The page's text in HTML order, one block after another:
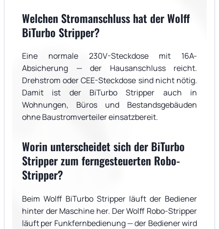
Welchen Stromanschluss hat der Wolff
BiTurbo Stripper?
Eine normale 230V-Steckdose mit 16A-
Absicherung — der Hausanschluss reicht.
Drehstrom oder CEE-Steckdose sind nicht nötig.
Damit ist der BiTurbo Stripper auch in
Wohnungen, Büros und Bestandsgebäuden
ohne Baustromverteiler einsatzbereit.
Worin unterscheidet sich der BiTurbo
Stripper zum ferngesteuerten Robo-
Stripper?
Beim Wolff BiTurbo Stripper läuft der Bediener
hinter der Maschine her. Der Wolff Robo-Stripper
läuft per Funkfernbedienung — der Bediener wird